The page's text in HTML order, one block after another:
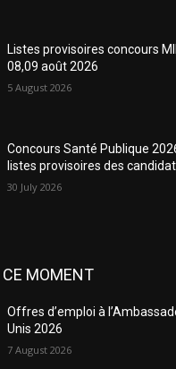
Listes provisoires concours
08,09 août 2026
5 August 2026
Concours Santé Publique
listes provisoires des
30 July 2026
CE MOMENT
Offres d’emploi à
Unis 2026
7 August 2026